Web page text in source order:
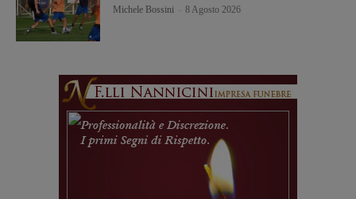
Michele Bossini 8 Agosto 2026